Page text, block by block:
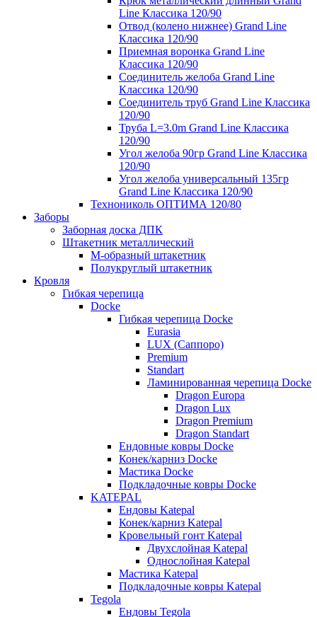
Line Классика 120/90
Отвод (колено нижнее) Grand Line
Классика 120/90
Приемная воронка Grand Line
Классика 120/90
Соединитель желоба Grand Line
Классика 120/90
Соединитель труб Grand Line Классика
120/90
Труба L=3.0m Grand Line Классика
120/90
Угол желоба 90гр Grand Line Классика
120/90
Угол желоба универсальный 135гр
Grand Line Классика 120/90
Технониколь ОПТИМА 120/80
Заборы
Заборная доска ДПК
Штакетник металлический
М-образный штакетник
Полукруглый штакетник
Кровля
Гибкая черепица
Docke
Гибкая черепица Docke
Eurasia
LUX (Саппоро)
Premium
Standart
Ламинированная черепица Docke
Dragon Europa
Dragon Lux
Dragon Premium
Dragon Standart
Ендовные ковры Docke
Конек/карниз Docke
Мастика Docke
Подкладочные ковры Docke
KATEPAL
Ендовы Katepal
Конек/карниз Katepal
Кровельный гонт Katepal
Двухслойная Katepal
Однослойная Katepal
Мастика Katepal
Подкладочные ковры Katepal
Tegola
Ендовы Tegola